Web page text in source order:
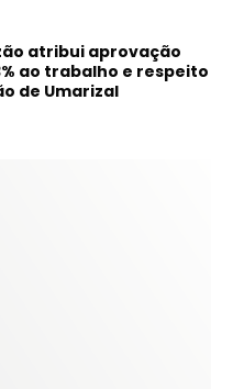
atribui aprovação
ao trabalho e respeito
de Umarizal